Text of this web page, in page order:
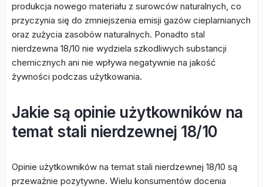
produkcja nowego materiału z surowców naturalnych, co
przyczynia się do zmniejszenia emisji gazów cieplarnianych
oraz zużycia zasobów naturalnych. Ponadto stal
nierdzewna 18/10 nie wydziela szkodliwych substancji
chemicznych ani nie wpływa negatywnie na jakość
żywności podczas użytkowania.
Jakie są opinie użytkowników na
temat stali nierdzewnej 18/10
Opinie użytkowników na temat stali nierdzewnej 18/10 są
przeważnie pozytywne. Wielu konsumentów docenia